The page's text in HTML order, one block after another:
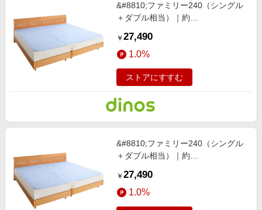
&#8810;ファミリー240（シングル
＋ダブル相当）｜約
（R）EX 無地 敷きパッド ファミリ
ーサイズ アイボリー 【通販】
￥ 27,490
1.0%
ストアにすすむ
&#8810;ファミリー240（シングル
＋ダブル相当）｜約
（R）EX 無地 敷きパッド ファミリ
ーサイズ ライトブルー 【通販】
￥ 27,490
1.0%